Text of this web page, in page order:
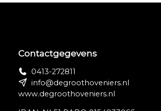
Contactgegevens
0413-272811
info@degroothoveniers.nl
www.degroothoveniers.nl